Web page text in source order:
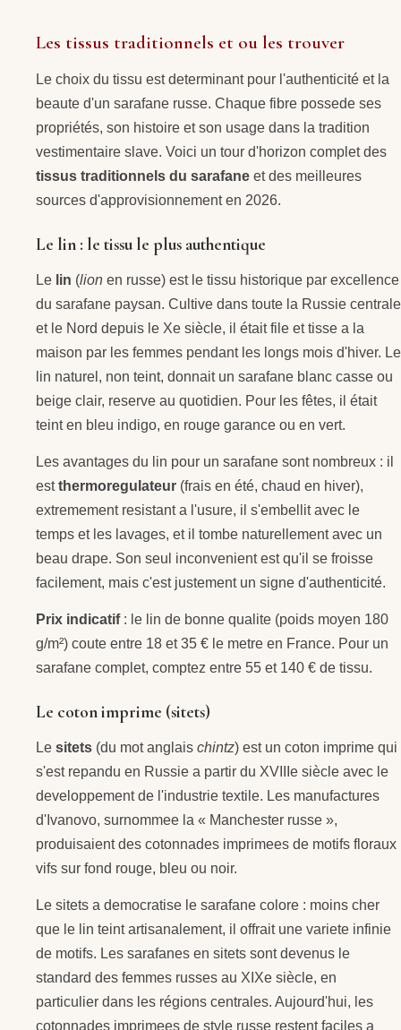
Les tissus traditionnels et ou les trouver
Le choix du tissu est determinant pour l'authenticité et la
beaute d'un sarafane russe. Chaque fibre possede ses
propriétés, son histoire et son usage dans la tradition
vestimentaire slave. Voici un tour d'horizon complet des
tissus traditionnels du sarafane et des meilleures
sources d'approvisionnement en 2026.
Le lin : le tissu le plus authentique
Le lin (lion en russe) est le tissu historique par excellence
du sarafane paysan. Cultive dans toute la Russie centrale
et le Nord depuis le Xe siècle, il était file et tisse a la
maison par les femmes pendant les longs mois d'hiver. Le
lin naturel, non teint, donnait un sarafane blanc casse ou
beige clair, reserve au quotidien. Pour les fêtes, il était
teint en bleu indigo, en rouge garance ou en vert.
Les avantages du lin pour un sarafane sont nombreux : il
estthermoregulateur (frais en été, chaud en hiver),
extremement resistant a l'usure, il s'embellit avec le
temps et les lavages, et il tombe naturellement avec un
beau drape. Son seul inconvenient est qu'il se froisse
facilement, mais c'est justement un signe d'authenticité.
Prix indicatif: le lin de bonne qualite (poids moyen 180
g/m²) coute entre 18 et 35 € le metre en France. Pour un
sarafane complet, comptez entre 55 et 140 € de tissu.
Le coton imprime (sitets)
Le sitets (du mot anglais chintz) est un coton imprime qui
s'est repandu en Russie a partir du XVIIIe siècle avec le
developpement de l'industrie textile. Les manufactures
d'Ivanovo, surnommee la « Manchester russe »,
produisaient des cotonnades imprimees de motifs floraux
vifs sur fond rouge, bleu ou noir.
Le sitets a democratise le sarafane colore : moins cher
que le lin teint artisanalement, il offrait une variete infinie
de motifs. Les sarafanes en sitets sont devenus le
standard des femmes russes au XIXe siècle, en
particulier dans les régions centrales. Aujourd'hui, les
cotonnades imprimees de style russe restent faciles a